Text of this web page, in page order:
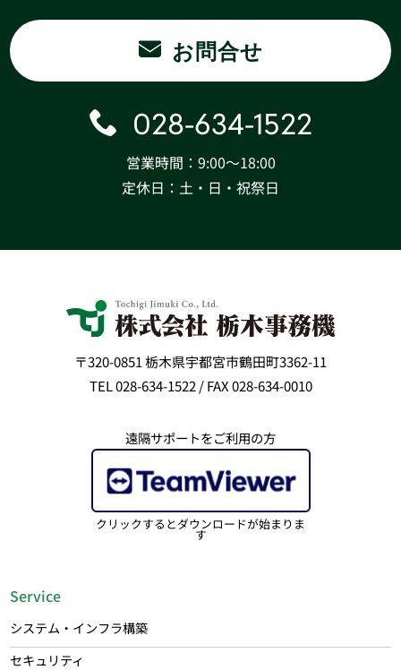
お問合せ
028-634-1522
営業時間：9:00〜18:00
定休日：土・日・祝祭日
〒320-0851 栃木県宇都宮市鶴田町3362-11
TEL 028-634-1522 / FAX 028-634-0010
遠隔サポートをご利用の方
クリックするとダウンロードが始まりま
す
Service
システム・インフラ構築
セキュリティ